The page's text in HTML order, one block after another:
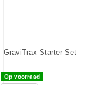
GraviTrax Starter Set
Op voorraad